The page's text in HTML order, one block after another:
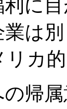
に
業は
カ
帰